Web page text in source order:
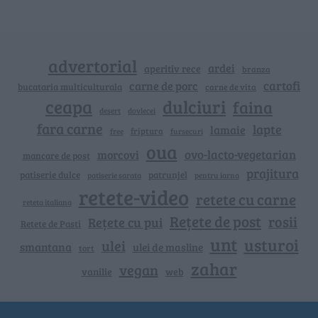
advertorial aperitiv rece ardei branza
bucataria multiculturala carne de porc carne de vita cartofi
ceapa desert dovlecei dulciuri faina
fara carne free friptura fursecuri lamaie lapte
mancare de post morcovi oua ovo-lacto-vegetarian
patiserie dulce patiserie sarata patrunjel pentru iarna prajitura
reteta italiana retete-video retete cu carne
Retete de Pasti Rețete cu pui Rețete de post rosii
smantana tort ulei ulei de masline unt usturoi
vanilie vegan web zahar